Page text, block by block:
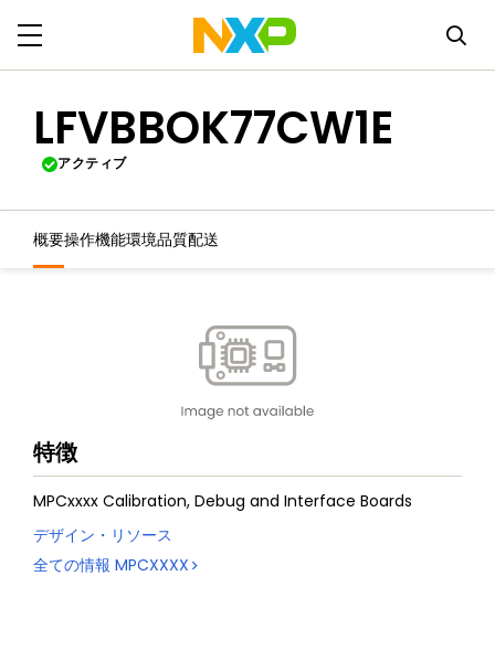
LFVBBOK77CW1E
アクティブ
概要操作機能環境品質配送
特徴
MPCxxxx Calibration, Debug and Interface Boards
デザイン・リソース
全ての情報 MPCXXXX